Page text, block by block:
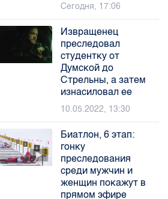
Сегодня, 17:06
Извращенец
преследовал
студентку от
Думской до
Стрельны, а затем
изнасиловал ее
10.05.2022, 13:30
Биатлон, 6 этап:
гонку
преследования
среди мужчин и
женщин покажут в
прямом эфире